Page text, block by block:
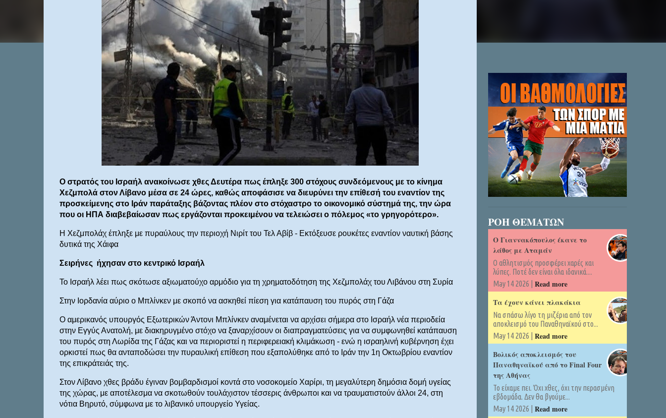
Ο στρατός του Ισραήλ ανακοίνωσε χθες Δευτέρα πως έπληξε 300 στόχους συνδεόμενους με το κίνημα
Χεζμπολά στον Λίβανο μέσα σε 24 ώρες, καθώς αποφάσισε να διευρύνει την επίθεσή του εναντίον της
προσκείμενης στο Ιράν παράταξης βάζοντας πλέον στο στόχαστρο το οικονομικό σύστημά της, την ώρα
που οι ΗΠΑ διαβεβαίωσαν πως εργάζονται προκειμένου να τελειώσει ο πόλεμος «το γρηγορότερο».
Η Χεζμπολάχ έπληξε με πυραύλους την περιοχή Νιρίτ του Τελ Αβίβ - Eκτόξευσε ρουκέτες εναντίον ναυτική βάσης
δυτικά της Χάιφα
Σειρήνες ήχησαν στο κεντρικό Ισραήλ
Το Ισραήλ λέει πως σκότωσε αξιωματούχο αρμόδιο για τη χρηματοδότηση της Χεζμπολάχ του Λιβάνου στη Συρία
Στην Ιορδανία αύριο ο Μπλίνκεν με σκοπό να ασκηθεί πίεση για κατάπαυση του πυρός στη Γάζα
Ο αμερικανός υπουργός Εξωτερικών Άντονι Μπλίνκεν αναμένεται να αρχίσει σήμερα στο Ισραήλ νέα περιοδεία
στην Εγγύς Ανατολή, με διακηρυγμένο στόχο να ξαναρχίσουν οι διαπραγματεύσεις για να συμφωνηθεί κατάπαυση
του πυρός στη Λωρίδα της Γάζας και να περιοριστεί η περιφερειακή κλιμάκωση - ενώ η ισραηλινή κυβέρνηση έχει
ορκιστεί πως θα ανταποδώσει την πυραυλική επίθεση που εξαπολύθηκε από το Ιράν την 1η Οκτωβρίου εναντίον
της επικράτειάς της.
Στον Λίβανο χθες βράδυ έγιναν βομβαρδισμοί κοντά στο νοσοκομείο Χαρίρι, τη μεγαλύτερη δημόσια δομή υγείας
της χώρας, με αποτέλεσμα να σκοτωθούν τουλάχιστον τέσσερις άνθρωποι και να τραυματιστούν άλλοι 24, στη
νότια Βηρυτό, σύμφωνα με το λιβανικό υπουργείο Υγείας.
ΡΟΗ ΘΕΜΑΤΩΝ
Ο Γιαννακόπουλος έκανε το
λάθος με Αταμάν
Ο αθλητισμός προσφέρει χαρές και
λύπες. Ποτέ δεν είναι όλα ιδανικά....
May 14 2026 | Read more
Τα έχουν κάνει πλακάκια
Να σπάσω λίγο τη μιζέρια από τον
αποκλεισμό του Παναθηναϊκού στο...
May 14 2026 | Read more
Βολικός αποκλεισμός του
Παναθηναϊκού από το Final Four
της Αθήνας
Το είχαμε πει. Όχι χθες, όχι την περασμένη
εβδομάδα. Δεν θα βγούμε...
May 14 2026 | Read more